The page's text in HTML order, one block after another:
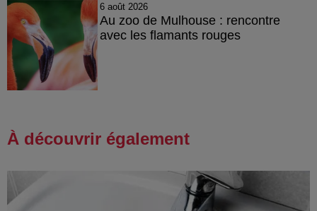
6 août 2026
Au zoo de Mulhouse : rencontre
avec les flamants rouges
À découvrir également